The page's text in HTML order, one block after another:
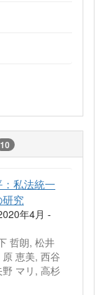
10
私法統一
究
年4月 -
哲朗, 松井
恵美, 西谷
マリ, 高杉